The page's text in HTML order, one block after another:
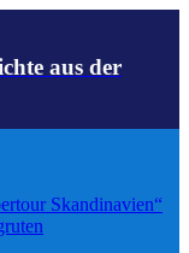
aus der
Skandinavien“